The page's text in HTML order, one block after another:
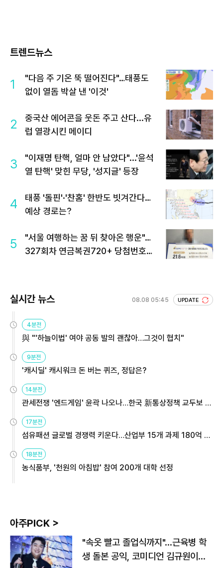
트렌드뉴스
1
"다음 주 기온 뚝 떨어진다"…태풍도
없이 열돔 박살 낸 '이것'
2
중국산 에어콘을 웃돈 주고 산다...유
럽 열광시킨 메이디
3
"이재명 탄핵, 얼마 안 남았다"...'윤석
열 탄핵' 맞힌 무당, '성지글' 등장
4
태풍 '돌핀'·'찬홈' 한반도 빗겨간다…
예상 경로는?
5
"서울 여행하는 꿈 뒤 찾아온 행운"…
327회차 연금복권720+ 당첨번호조
실시간 뉴스 08.08 05:45 UPDATE
4분전
與 "'하늘이법' 여야 공동 발의 괜찮아…그것이 협치"
9분전
'캐시딜' 캐시워크 돈 버는 퀴즈, 정답은?
14분전
관세전쟁 '엔드게임' 윤곽 나오나…한국 新통상정책 교두보 활
17분전
섬유패션 글로벌 경쟁력 키운다…산업부 15개 과제 180억 지
18분전
농식품부, '천원의 아침밥' 참여 200개 대학 선정
아주PICK >
"속옷 빨고 졸업식까지"…근육병 학
생 돌본 공익, 코미디언 김규원이었